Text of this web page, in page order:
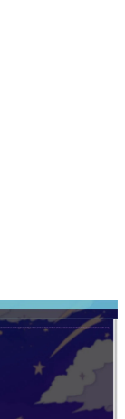
で骨太な評論連載
ムにまつわる言葉
文化史研究家・タ